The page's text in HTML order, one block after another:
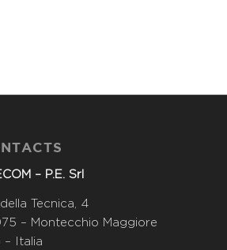
– P.E. Srl
Tecnica, 4
– Montecchio Maggiore
– Italia